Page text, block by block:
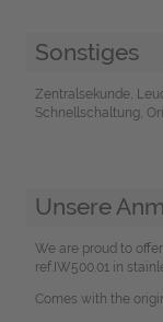
Sonstiges
Zentralsekunde,
Schnellschaltung,
Unsere
We are proud to
ref.IW500.01 in
Comes with the